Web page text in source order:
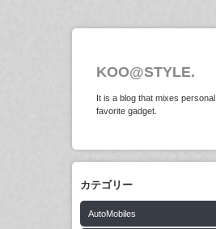
KOO@STYLE.
It is a blog that mixes personal
favorite gadget.
カテゴリー
AutoMobiles